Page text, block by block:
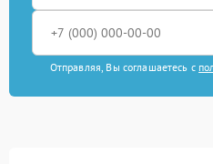
Отправляя, Вы соглашаетесь с